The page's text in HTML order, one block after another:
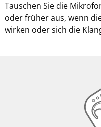
Tauschen Sie die
oder früher aus, wenn
wirken oder sich die